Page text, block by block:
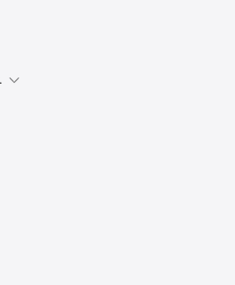
write.as/e33idl5smdfk2.md